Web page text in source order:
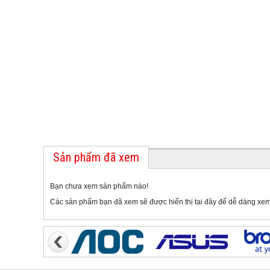
Sản phẩm đã xem
Bạn chưa xem sản phẩm nào!
Các sản phẩm bạn đã xem sẽ được hiển thị tại đây để dễ dàng